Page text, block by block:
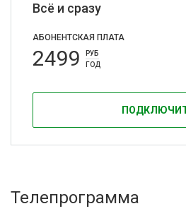
Всё и сразу
АБОНЕНТСКАЯ ПЛАТА
2499
РУБ
ГОД
Телепрограмма